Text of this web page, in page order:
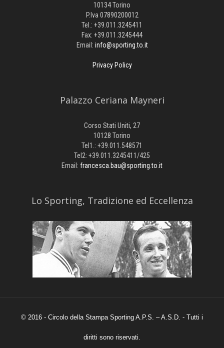
10134 Torino
P.Iva 07890200012
Tel.: +39.011.3245411
Fax: +39.011.3245444
Email: info@sporting.to.it
Privacy Policy
Palazzo Ceriana Mayneri
Corso Stati Uniti, 27
10128 Torino
Tel1.: +39.011.548571
Tel2: +39.011.3245411/425
Email: francesca.bau@sporting.to.it
​Lo Sporting, Tradizione ed Eccellenza
© 2016 - Circolo della Stampa Sporting A.P.S. – A.S.D. - Tutti i
diritti sono riservati.